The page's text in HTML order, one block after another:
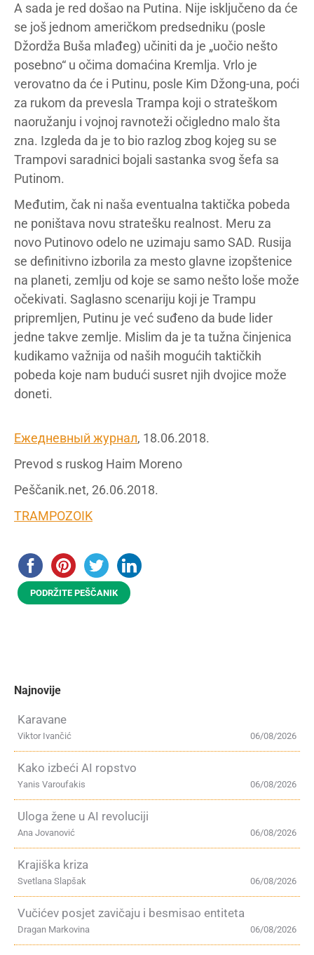
A sada je red došao na Putina. Nije isključeno da će
se još jednom američkom predsedniku (posle
Džordža Buša mlađeg) učiniti da je „uočio nešto
posebno“ u očima domaćina Kremlja. Vrlo je
verovatno da će i Putinu, posle Kim Džong-una, poći
za rukom da prevesla Trampa koji o strateškom
naoružanju i vojnoj ravnoteži očigledno malo šta
zna. Izgleda da je to bio razlog zbog kojeg su se
Trampovi saradnici bojali sastanka svog šefa sa
Putinom.
Međutim, čak ni naša eventualna taktička pobeda
ne poništava novu stratešku realnost. Meru za
novo Putinovo odelo ne uzimaju samo SAD. Rusija
se definitivno izborila za mesto glavne izopštenice
na planeti, zemlju od koje se samo nešto loše može
očekivati. Saglasno scenariju koji je Trampu
pripremljen, Putinu je već suđeno da bude lider
jedne takve zemlje. Mislim da je ta tužna činjenica
kudikamo važnija od naših mogućih taktičkih
pobeda koje nam budući susret njih dvojice može
doneti.
Ежедневный журнал, 18.06.2018.
Prevod s ruskog Haim Moreno
Peščanik.net, 26.06.2018.
TRAMPOZOIK
PODRŽITE PEŠČANIK
Najnovije
Karavane
06/08/2026
Viktor Ivančić
Kako izbeći AI ropstvo
06/08/2026
Yanis Varoufakis
Uloga žene u AI revoluciji
06/08/2026
Ana Jovanović
Krajiška kriza
06/08/2026
Svetlana Slapšak
Vučićev posjet zavičaju i besmisao entiteta
06/08/2026
Dragan Markovina